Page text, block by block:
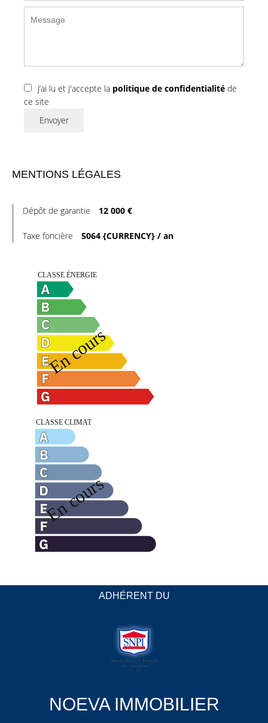
J’ai lu et j'accepte la politique de confidentialité de
ce site
Envoyer
MENTIONS LÉGALES
Dépôt de garantie 12 000 €
Taxe foncière 5064 {CURRENCY} / an
ADHÉRENT DU
NOEVA IMMOBILIER